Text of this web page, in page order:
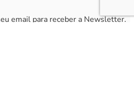
email para receber a Newsletter.